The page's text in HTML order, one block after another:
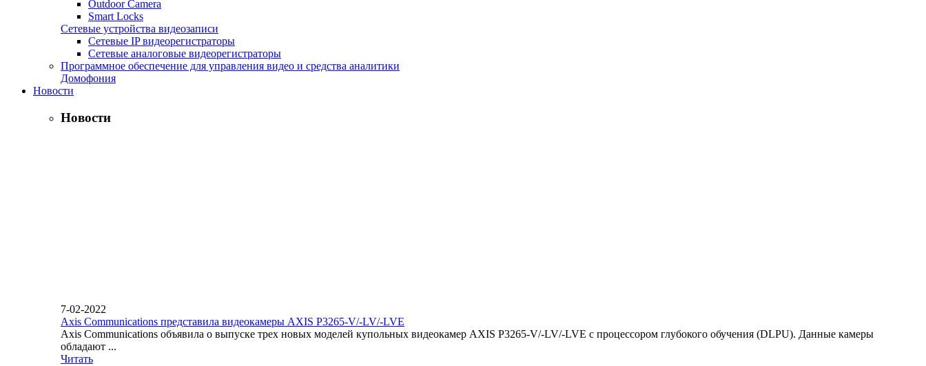
Outdoor Camera
Smart Locks
Сетевые устройства видеозаписи
Сетевые IP видеорегистраторы
Сетевые аналоговые видеорегистраторы
Программное обеспечение для управления видео и средства аналитики
Домофония
Новости
Новости
7-02-2022
Axis Communications представила видеокамеры AXIS P3265-V/-LV/-LVE
Axis Communications объявила о выпуске трех новых моделей купольных видеокамер AXIS P3265-V/-LV/-LVE с процессором глубокого обучения (DLPU). Данные камеры
обладают ...
Читать